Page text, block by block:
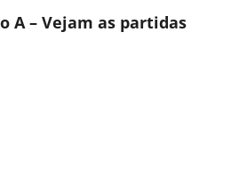
A – Vejam as partidas